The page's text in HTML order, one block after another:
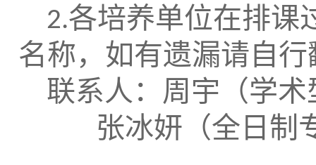
2.各培养单位在排课
名称，如有遗漏请自
联系人：周宇（学
张冰妍（全日制